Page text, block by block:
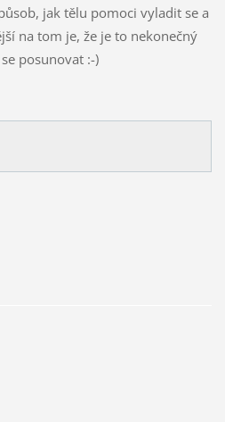
jak tělu pomoci vyladit se a
na tom je, že je to nekonečný
posunovat :-)